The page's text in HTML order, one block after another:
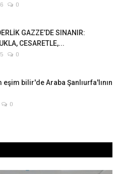
0
GAZZE’DE SINANIR:
CESARETLE,...
0
eşim bilir'de Araba Şanlıurfa'lının
0